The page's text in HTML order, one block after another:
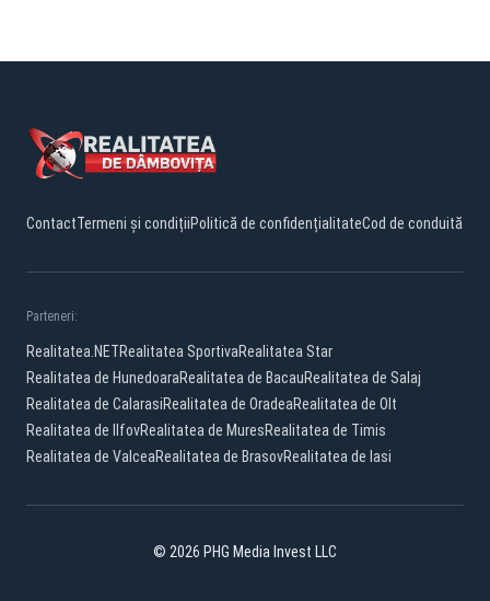
ContactTermeni și condițiiPolitică de confidențialitateCod de conduită
Parteneri:
Realitatea.NETRealitatea SportivaRealitatea Star
Realitatea de HunedoaraRealitatea de BacauRealitatea de Salaj
Realitatea de CalarasiRealitatea de OradeaRealitatea de Olt
Realitatea de IlfovRealitatea de MuresRealitatea de Timis
Realitatea de ValceaRealitatea de BrasovRealitatea de Iasi
© 2026 PHG Media Invest LLC